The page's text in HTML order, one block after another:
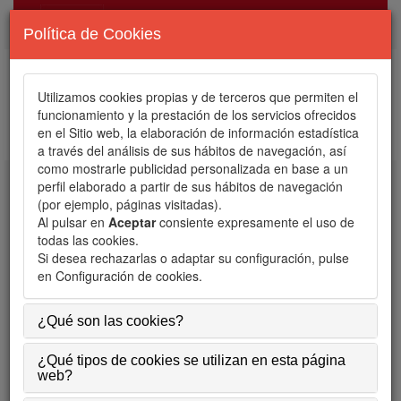
Política de Cookies
Utilizamos cookies propias y de terceros que permiten el
funcionamiento y la prestación de los servicios ofrecidos
en el Sitio web, la elaboración de información estadística
a través del análisis de sus hábitos de navegación, así
como mostrarle publicidad personalizada en base a un
perfil elaborado a partir de sus hábitos de navegación
(por ejemplo, páginas visitadas).
Al pulsar en Aceptarconsiente expresamente el uso de
todas las cookies.
Si desea rechazarlas o adaptar su configuración, pulse
en Configuración de cookies.
¿Qué son las cookies?
¿Qué tipos de cookies se utilizan en esta página
web?
Toggle
Política de cookies
a) Utilización de cookies y Web bugs por la página
Web.
b) Tipología, finalidad y funcionamiento de las
cookies.
c) Cómo deshabilitar las cookies y los Web bugs en